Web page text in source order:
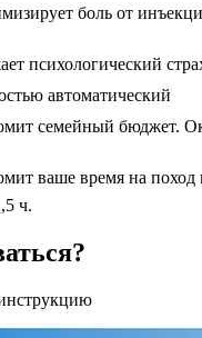
боль от
психологический
автоматический
семейный бюджет.
ваше время на поход
ч.